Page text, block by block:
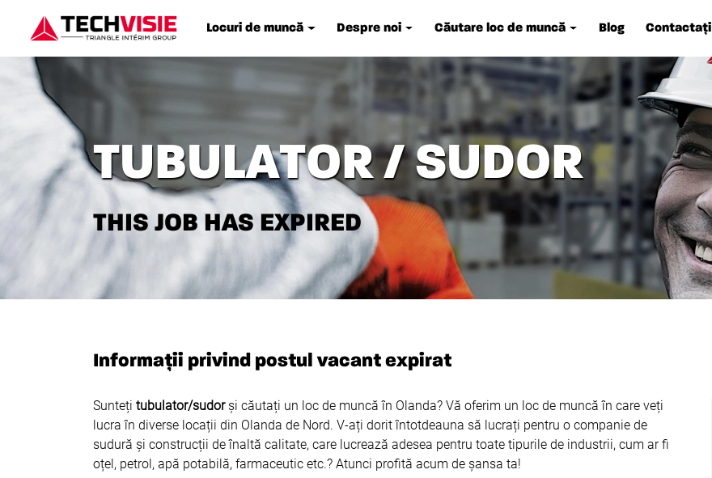
Locuri de muncă Despre noi Căutare loc de muncă Blog Contactați
TUBULATOR / SUDOR
THIS JOB HAS EXPIRED
Informații privind postul vacant expirat
Sunteți tubulator/sudorși căutați un loc de muncă în Olanda? Vă oferim un loc de muncă în care veți
lucra în diverse locații din Olanda de Nord. V-ați dorit întotdeauna să lucrați pentru o companie de
sudură și construcții de înaltă calitate, care lucrează adesea pentru toate tipurile de industrii, cum ar fi
oțel, petrol, apă potabilă, farmaceutic etc.? Atunci profită acum de șansa ta!